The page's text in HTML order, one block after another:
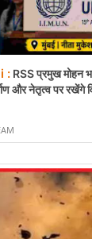
: RSS प्रमुख मोहन
और नेतृत्व पर रखेंगे